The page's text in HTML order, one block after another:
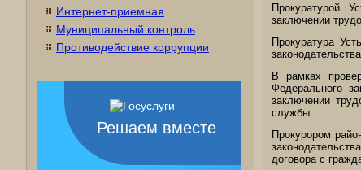
Интернет-приемная
Муниципальный контроль
Противодействие коррупции
Решаем вместе
Прокуратурой
заключении
Прокуратура
В рамках
Федерального
заключении
службы.
Прокурором
договора с